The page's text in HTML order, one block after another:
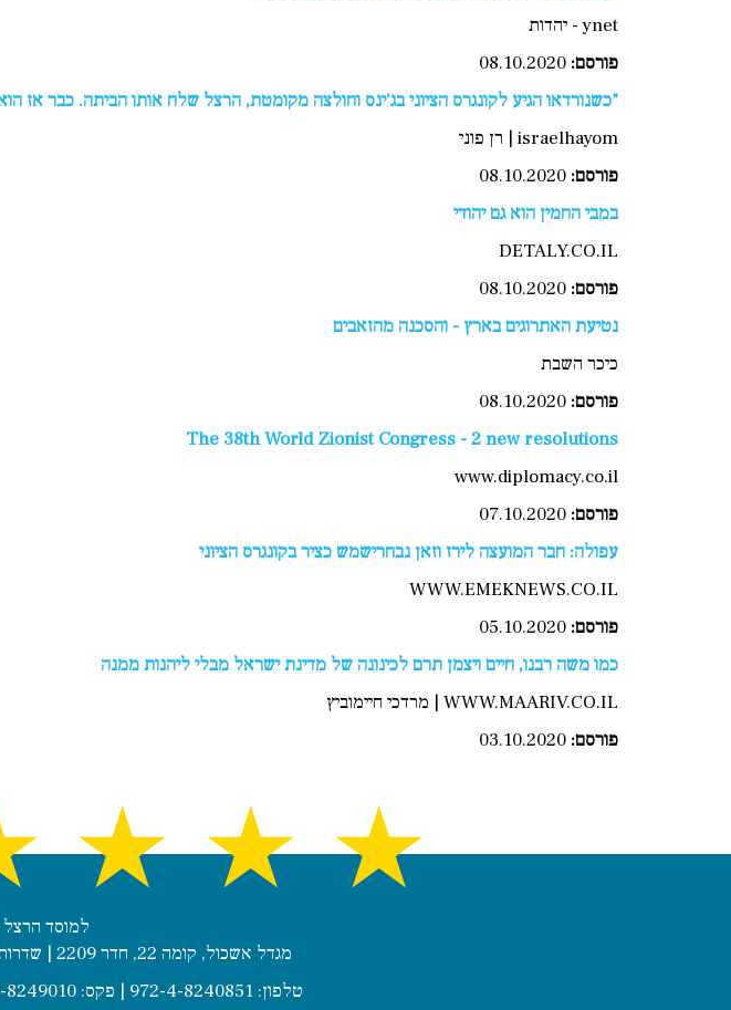
ynet - יהדות
פורסם:
"כשנורדאו הגיע לקונגרס הציוני בג'ינס וחולצה מקומטת, הרצל שלח אותו הביתה. כבר אז
israelhayom | רן פוני
פורסם:
במבי החמין הוא גם יהודי
DETALY.CO.IL
פורסם:
נטיעת האתרוגים בארץ - והסכנה מהזאבים
כיכר השבת
פורסם:
The 38th World Zionist Congress - 2 new resolutions
www.diplomacy.co.il
פורסם:
עפולה: חבר המועצה לירז וזאן נבחרישמש כציר בקונגרס הציוני
WWW.EMEKNEWS.CO.IL
פורסם:
כמו משה רבנו, חיים ויצמן תרם לכינונה של מדינת ישראל מבלי ליהנות ממנה
WWW.MAARIV.CO.IL | מרדכי חיימוביץ
פורסם:
★
★
★
© למוסד
מגדל אשכול, קומה 22, חדר 2209 | שדרות אבא חושי 199 | אוניברסיטת חיפה 3498838
| טלפון: 972-4-8240851 | פקס: 972-4-8249010